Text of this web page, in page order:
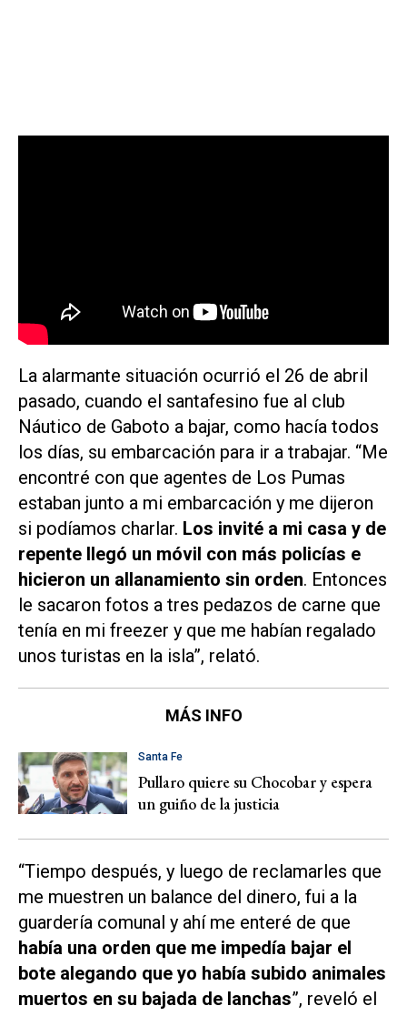
La alarmante situación ocurrió el 26 de abril
pasado, cuando el santafesino fue al club
Náutico de Gaboto a bajar, como hacía todos
los días, su embarcación para ir a trabajar. “Me
encontré con que agentes de Los Pumas
estaban junto a mi embarcación y me dijeron
si podíamos charlar. Los invité a mi casa y de
repente llegó un móvil con más policías e
hicieron un allanamiento sin orden. Entonces
le sacaron fotos a tres pedazos de carne que
tenía en mi freezer y que me habían regalado
unos turistas en la isla”, relató.
MÁS INFO
Santa Fe
Pullaro quiere su Chocobar y espera
un guiño de la justicia
“Tiempo después, y luego de reclamarles que
me muestren un balance del dinero, fui a la
guardería comunal y ahí me enteré de que
había una orden que me impedía bajar el
bote alegando que yo había subido animales
muertos en su bajada de lanchas”, reveló el